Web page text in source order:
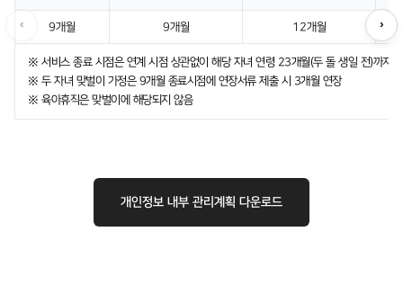
‹ ›
9개월 9개월 12개월
※ 서비스 종료 시점은 연계 시점 상관없이 해당 자녀 연령 23개월(두 돌 생일 전)까지
※ 두 자녀 맞벌이 가정은 9개월 종료시점에 연장서류 제출 시 3개월 연장
※ 육아휴직은 맞벌이에 해당되지 않음
개인정보 내부 관리계획 다운로드